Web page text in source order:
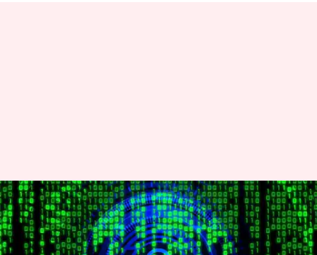
कर्नाटक में लागू की गई नई साइबर
सुरक्षा नीति, जनता और कंपनियों को
करेगा मजबूत